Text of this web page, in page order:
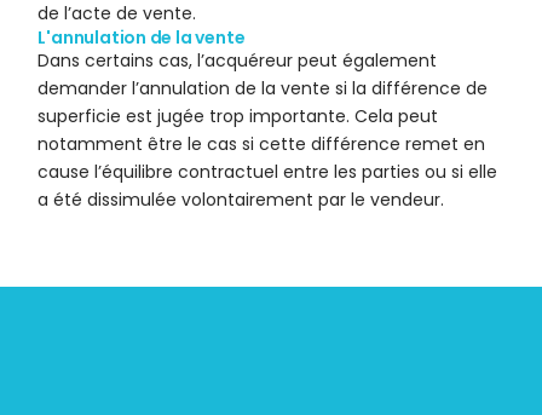
de l’acte de vente.
L'annulation de la vente
Dans certains cas, l’acquéreur peut également
demander l’annulation de la vente si la différence de
superficie est jugée trop importante. Cela peut
notamment être le cas si cette différence remet en
cause l’équilibre contractuel entre les parties ou si elle
a été dissimulée volontairement par le vendeur.